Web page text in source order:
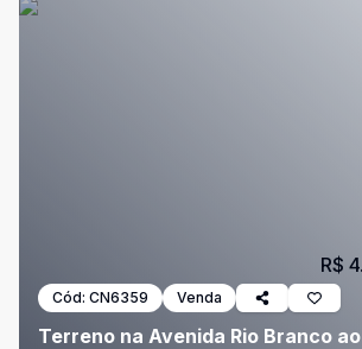
Cód: CN6359 Venda
Terreno na Avenida Rio Branco
R$